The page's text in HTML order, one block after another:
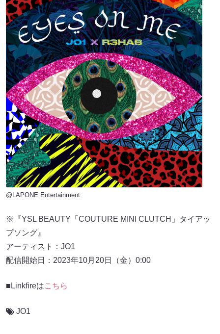
@LAPONE Entertainment
※『YSL BEAUTY「COUTURE MINI CLUTCH」タイアッ
プソング』
アーティスト：JO1
配信開始⽇：2023年10⽉20⽇（⾦）0:00
■Linkfireはこちら
JO1